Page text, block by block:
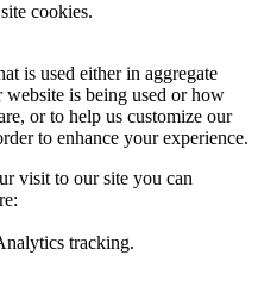
cookies.
is used either in aggregate
is being used or how
or to help us customize our
to enhance your experience.
visit to our site you can
tracking.